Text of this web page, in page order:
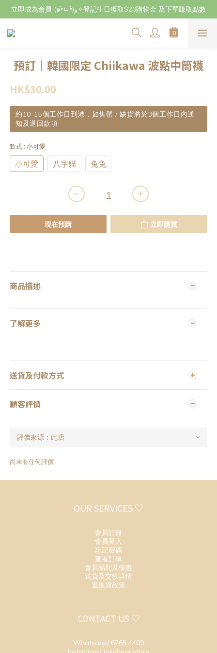
立即成為會員 (๑•̀ㅂ•́)و✧登記生日獲取$20購物金 及下單賺取點數
立即成為會員 (๑•̀ㅂ•́)و✧登記生日獲取$20購物金 及下單賺取點數
7月29日至8月3日期間因店主不在港將暫停交收及寄件，感謝~
預訂｜韓國限定 Chiikawa 波點中筒襪
HK$30.00
約10-15個工作日到港，如售罄 / 缺貨將於3個工作日內通
知及退回款項
款式 : 小可愛
小可愛 八字貓 兔兔
現在預購 立即購買
商品描述
了解更多
送貨及付款方式
顧客評價
尚未有任何評價
OUR SERVICES ♡
會員註冊
會員登入
忘記密碼
查看訂單
會員福利及優惠
送貨及交收詳情
退換貨政策
CONTACT US ♡
Whatsapp/ 6765 4409